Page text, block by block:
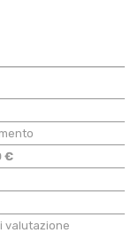
€
valutazione